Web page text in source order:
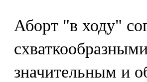
Аборт "в ходу"
значительным и